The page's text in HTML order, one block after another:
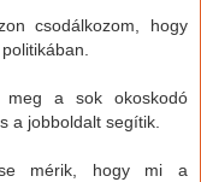
csodálkozom, hogy
a sok okoskodó
a jobboldalt segítik.
mérik, hogy mi a